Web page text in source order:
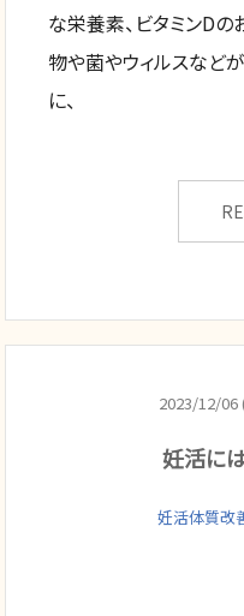
な栄養素、ビタミンDの
物や菌やウィルスなど
に、
2023/12/06
妊活に
妊活体質改